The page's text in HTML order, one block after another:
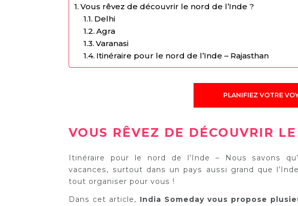
Vous rêvez de découvrir le nord de l’Inde ?
Delhi
Agra
Varanasi
Itinéraire pour le nord de l’Inde – Rajasthan
PLANIFIEZ VOTRE
VOUS RÊVEZ DE DÉCOUVRIR
Itinéraire pour le nord de l’Inde – Nous savons
vacances, surtout dans un pays aussi grand que
tout organiser pour vous !
Dans cet article, India Someday vous propose